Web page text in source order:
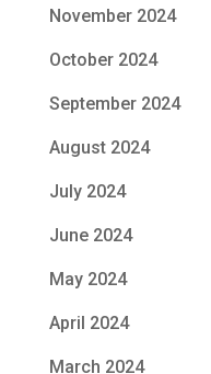
November 2024
October 2024
September 2024
August 2024
July 2024
June 2024
May 2024
April 2024
March 2024